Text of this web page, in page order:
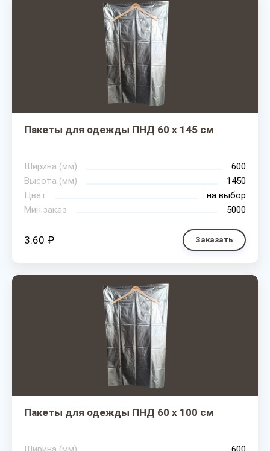
Пакеты для одежды ПНД 60 х 145 см
Ширина (мм)
600
Высота (мм)
1450
Цвет
на выбор
Мин.заказ
5000
3.60 ₽ Заказать
Пакеты для одежды ПНД 60 х 100 см